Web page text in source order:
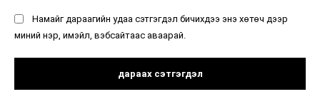
Намайг дараагийн удаа сэтгэгдэл бичихдээ энэ хөтөч дээр
миний нэр, имэйл, вэбсайтаас аваарай.